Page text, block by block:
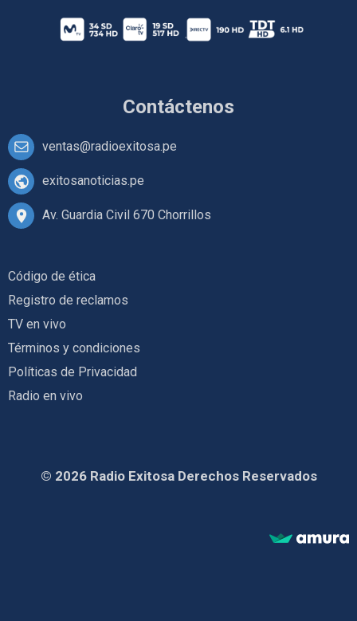
Contáctenos
ventas@radioexitosa.pe
exitosanoticias.pe
Av. Guardia Civil 670 Chorrillos
Código de ética
Registro de reclamos
TV en vivo
Términos y condiciones
Políticas de Privacidad
Radio en vivo
© 2026 Radio Exitosa Derechos Reservados